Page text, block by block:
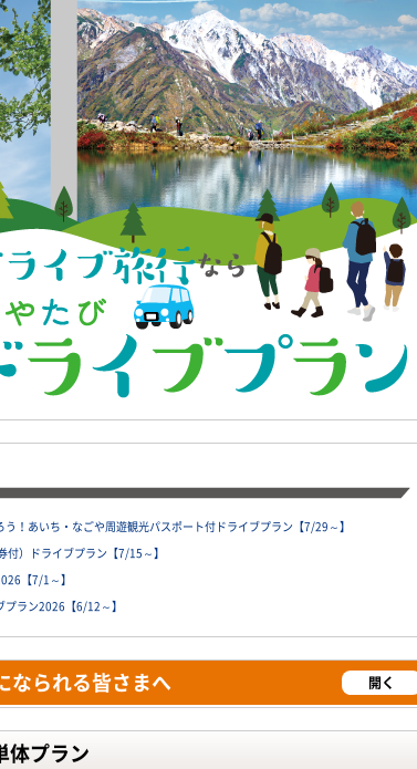
！あいち・なごや周遊観光パスポート付ドライブプラン【7/29～】
）ドライブプラン【7/15～】
【7/1～】
ラン2026【6/12～】
なられる皆さまへ 開く
体プラン